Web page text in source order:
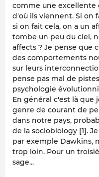
comme une excellente
d'où ils viennent. Si on
si on fait cela, on a un
tombe un peu du ciel,
affects ? Je pense que
des comportements
sur leurs
pense pas mal de
psychologie
En général c'est là que
genre de courant de
dans notre pays,
de la sociobiology [1].
par exemple Dawkins,
trop loin. Pour un
sage...